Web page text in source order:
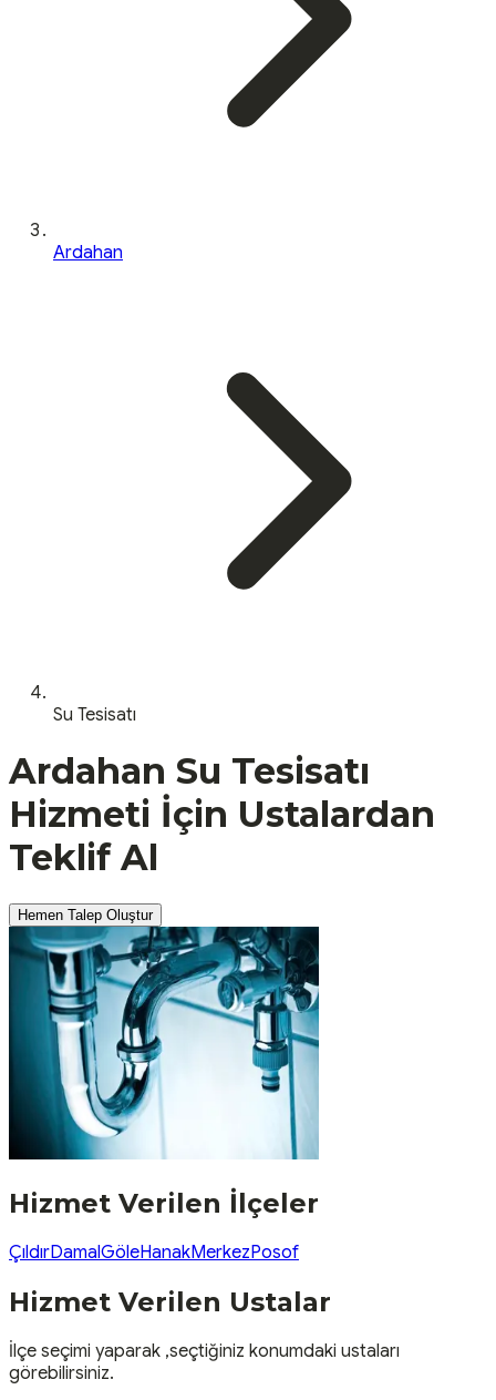
Ardahan
Su Tesisatı
Ardahan Su Tesisatı
Hizmeti İçin Ustalardan
Teklif Al
Hemen Talep Oluştur
Hizmet Verilen İlçeler
ÇıldırDamalGöleHanakMerkezPosof
Hizmet Verilen Ustalar
İlçe seçimi yaparak ,seçtiğiniz konumdaki ustaları
görebilirsiniz.